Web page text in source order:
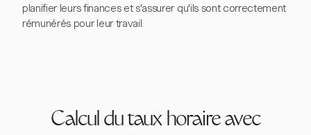
planifier leurs finances et s'assurer qu'ils sont correctement
rémunérés pour leur travail.
Calcul du taux horaire avec